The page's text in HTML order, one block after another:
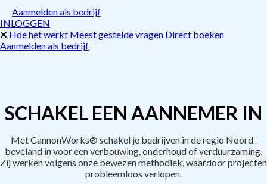
Aanmelden als bedrijf
INLOGGEN
Hoe het werkt Meest gestelde vragen Direct boeken
Aanmelden als bedrijf
SCHAKEL EEN AANNEMER IN
Met CannonWorks® schakel je bedrijven in de regio Noord-
beveland in voor een verbouwing, onderhoud of verduurzaming.
Zij werken volgens onze bewezen methodiek, waardoor projecten
probleemloos verlopen.